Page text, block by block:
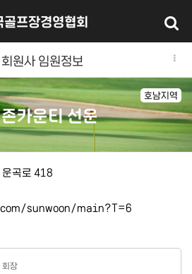
골프장경영협회
회원사 임원정보
호남지역
카운티 선운
운곡로 418
sunwoon/main?T=6
회장